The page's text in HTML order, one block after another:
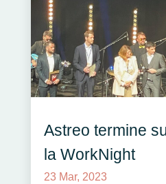
Astreo termine
la WorkNight
23 Mar, 2023